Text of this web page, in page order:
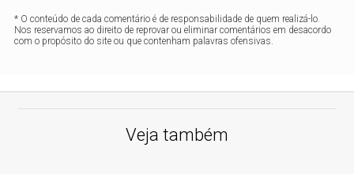
* O conteúdo de cada comentário é de responsabilidade de quem realizá-lo.
Nos reservamos ao direito de reprovar ou eliminar comentários em desacordo
com o propósito do site ou que contenham palavras ofensivas.
Veja também